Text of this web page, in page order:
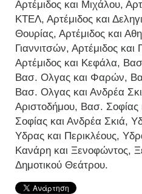
Αρτέμιδος και Μιχάλου,
ΚΤΕΛ, Αρτέμιδος και
Θουρίας, Αρτέμιδος και
Γιαννιτσών, Αρτέμιδος
Αρτέμιδος και Κεφάλα,
Βασ. Ολγας και Φαρών,
Βασ. Ολγας και Ανδρέα
Αριστοδήμου, Βασ.
Σοφίας και Ανδρέα Σκιά,
Υδρας και Περικλέους,
Κανάρη και Ξενοφώντος,
Δημοτικού Θεάτρου.